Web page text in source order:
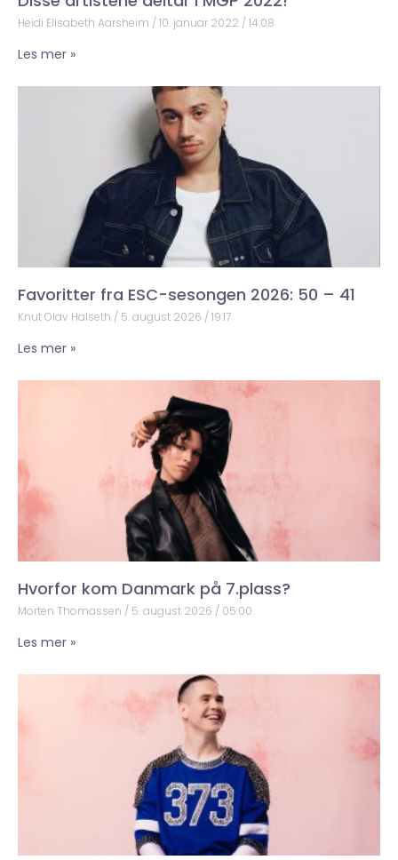
Heidi Elisabeth Aarsheim 10. januar 2022 14:08
Les mer »
Favoritter fra ESC-sesongen 2026: 50 – 41
Knut Olav Halseth 5. august 2026 19:17
Les mer »
Hvorfor kom Danmark på 7.plass?
Morten Thomassen 5. august 2026 05:00
Les mer »